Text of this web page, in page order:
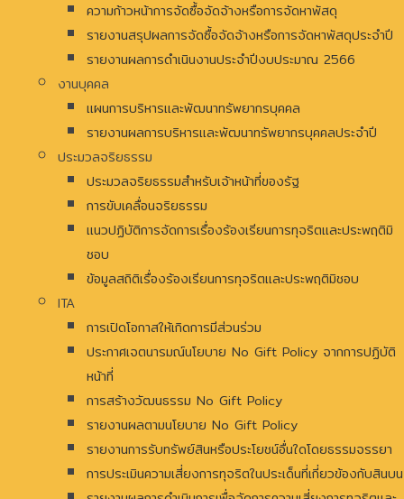
ความก้าวหน้าการจัดซื้อจัดจ้างหรือการจัดหาพัสดุ
รายงานสรุปผลการจัดซื้อจัดจ้างหรือการจัดหาพัสดุประจำปี
รายงานผลการดำเนินงานประจำปีงบประมาณ 2566
งานบุคคล
แผนการบริหารและพัฒนาทรัพยากรบุคคล
รายงานผลการบริหารและพัฒนาทรัพยากรบุคคลประจำปี
ประมวลจริยธรรม
ประมวลจริยธรรมสำหรับเจ้าหน้าที่ของรัฐ
การขับเคลื่อนจริยธรรม
แนวปฏิบัติการจัดการเรื่องร้องเรียนการทุจริตและประพฤติมิ
ชอบ
ข้อมูลสถิติเรื่องร้องเรียนการทุจริตและประพฤติมิชอบ
ITA
การเปิดโอกาสให้เกิดการมีส่วนร่วม
ประกาศเจตนารมณ์นโยบาย No Gift Policy จากการปฏิบัติ
หน้าที่
การสร้างวัฒนธรรม No Gift Policy
รายงานผลตามนโยบาย No Gift Policy
รายงานการรับทรัพย์สินหรือประโยชน์อื่นใดโดยธรรมจรรยา
การประเมินความเสี่ยงการทุจริตในประเด็นที่เกี่ยวข้องกับสินบน